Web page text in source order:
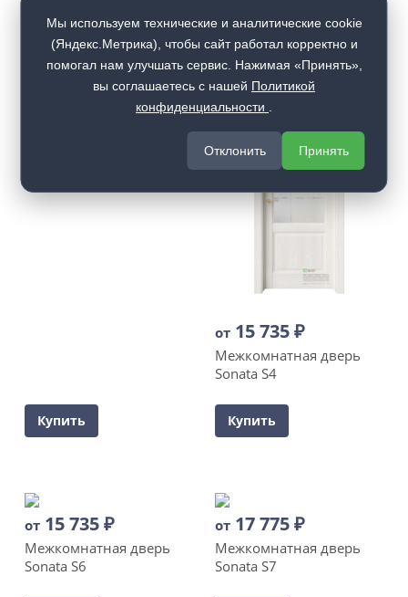
Купить
от 15 735₽
Межкомнатная дверь
Sonata S4
Купить
от 15 735₽
Межкомнатная дверь
Sonata S6
от 17 775₽
Межкомнатная дверь
Sonata S7
Мы используем технические и аналитические cookie
(Яндекс.Метрика), чтобы сайт работал корректно и
помогал нам улучшать сервис. Нажимая «Принять»,
вы соглашаетесь с нашей Политикой
конфиденциальности
Отклонить Принять